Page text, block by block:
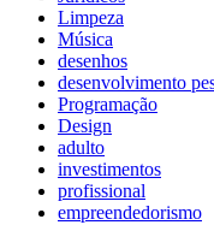
Limpeza
Música
desenhos
desenvolvimento
Programação
Design
adulto
investimentos
profissional
empreendedorismo